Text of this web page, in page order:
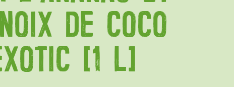
DE COCO
(1 L)